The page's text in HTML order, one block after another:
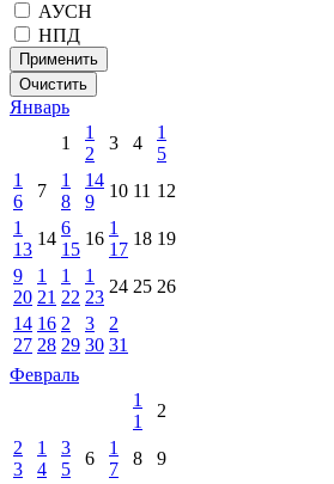
АУСН
НПД
Применить
Очистить
Январь
1
1
2
3 4
1
5
1
6
7
1
8
14
9
10 11 12
1
13
14
6
15
16
1
17
18 19
9
20
1
21
1
22
1
23
24 25 26
14
27
16
28
2
29
3
30
2
31
Февраль
1
1
2
2
3
1
4
3
5
6
1
7
8
9